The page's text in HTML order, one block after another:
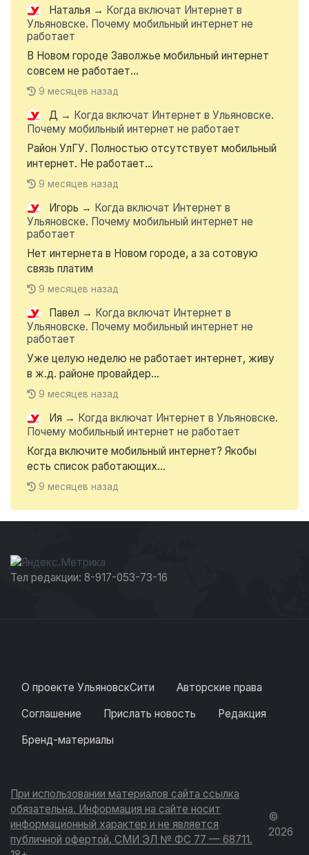
Наталья → Когда включат Интернет в
Ульяновске. Почему мобильный интернет не
работает
В Новом городе Заволжье мобильный интернет
совсем не работает...
9 месяцев назад
Д → Когда включат Интернет в Ульяновске.
Почему мобильный интернет не работает
Район УлГУ. Полностью отсутствует мобильный
интернет. Не работает...
9 месяцев назад
Игорь → Когда включат Интернет в
Ульяновске. Почему мобильный интернет не
работает
Нет интернета в Новом городе, а за сотовую
связь платим
9 месяцев назад
Павел → Когда включат Интернет в
Ульяновске. Почему мобильный интернет не
работает
Уже целую неделю не работает интернет, живу
в ж.д. районе провайдер...
9 месяцев назад
Ия → Когда включат Интернет в Ульяновске.
Почему мобильный интернет не работает
Когда включите мобильный интернет? Якобы
есть список работающих...
9 месяцев назад
Тел редакции: 8-917-053-73-16
О проекте УльяновскСити
Авторские права
Соглашение
Прислать новость
Редакция
Бренд-материалы
При использовании материалов сайта ссылка
обязательна. Информация на сайте носит
информационный характер и не является
публичной офертой. СМИ ЭЛ № ФС 77 — 68711.
©
2026